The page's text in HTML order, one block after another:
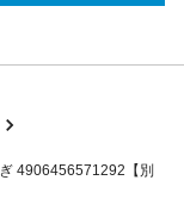
4906456571292【別